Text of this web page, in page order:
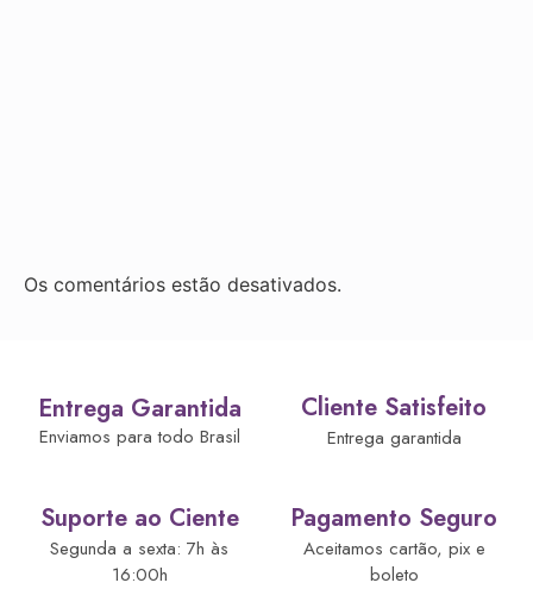
Os comentários estão desativados.
Entrega Garantida
Enviamos para todo Brasil
Cliente Satisfeito
Entrega garantida
Suporte ao Ciente
Segunda a sexta: 7h às
16:00h
Pagamento Seguro
Aceitamos cartão, pix e
boleto